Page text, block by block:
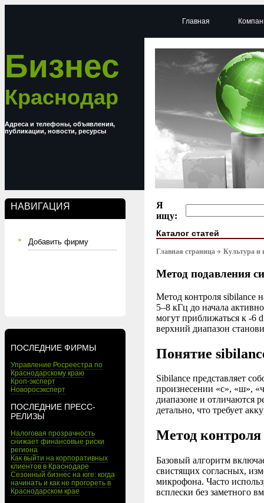
Бизнес
Краснодар
Адреса и телефоны, объявления,
публикации, новости, ресурсы
НАВИГАЦИЯ
Добавить фирму
ПОСЛЕДНИЕ ФИРМЫ
Управление Росреестра по
Краснодарскому краю
Кроп-эксперт
Новоросэксперт
ПОСЛЕДНИЕ ПРЕСС-
РЕЛИЗЫ
Налоговая прозрачность
снижает финансовые риски
региона
Как выйти на корпоративных
клиентов в Краснодаре
Сезонный бизнес на юге: когда
начинать и как не прогореть в
Краснодарском крае
Главная
Я
ищу:
Каталог статей
Главная страница Культура и
Метод подавления
Метод контроля sibilance
5–8 кГц до начала
могут приближаться к -6
верхний диапазон
Понятие
Sibilance представляет
произнесении «с», «ш»,
диапазоне и отличаются
детально, что требует
Метод контроля
Базовый алгоритм
свистящих согласных,
микрофона. Часто
всплески без заметного